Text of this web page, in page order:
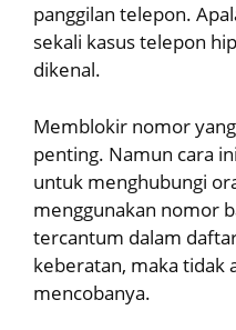
panggilan telepon.
sekali kasus telepon
dikenal.
Memblokir nomor
penting. Namun cara
untuk menghubungi
menggunakan nomor
tercantum dalam
keberatan, maka tidak
mencobanya.